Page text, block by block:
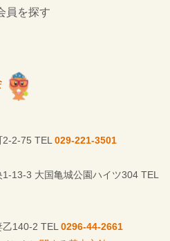
員を探す
2-75 TEL 029-221-3501
13-3 大国亀城公園ハイツ304 TEL
140-2 TEL 0296-44-2661